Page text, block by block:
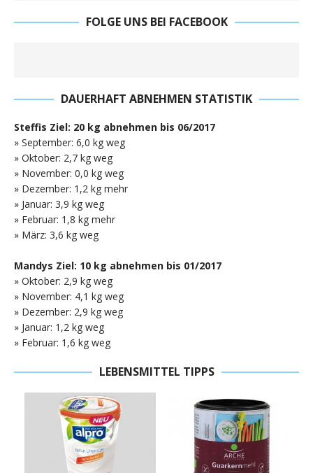
FOLGE UNS BEI FACEBOOK
DAUERHAFT ABNEHMEN STATISTIK
Steffis Ziel: 20 kg abnehmen bis 06/2017
» September: 6,0 kg weg
» Oktober: 2,7 kg weg
» November: 0,0 kg weg
» Dezember: 1,2 kg mehr
» Januar: 3,9 kg weg
» Februar: 1,8 kg mehr
» März: 3,6 kg weg
Mandys Ziel: 10 kg abnehmen bis 01/2017
» Oktober: 2,9 kg weg
» November: 4,1 kg weg
» Dezember: 2,9 kg weg
» Januar: 1,2 kg weg
» Februar: 1,6 kg weg
LEBENSMITTEL TIPPS